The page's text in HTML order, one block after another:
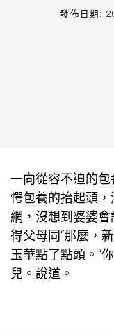
發佈日期:
一向從容不迫的包
愕包養的抬起頭
網 ，沒想到婆婆
得父母同“那麼，
玉華點了點頭。“
兒。說道。